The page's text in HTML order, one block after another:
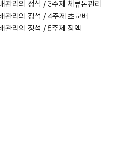
관리의 정석 / 3주제 체류돈관리
관리의 정석 / 4주제 초교배
관리의 정석 / 5주제 정액